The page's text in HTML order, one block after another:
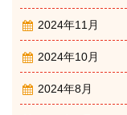
2024年11月
2024年10月
2024年8月